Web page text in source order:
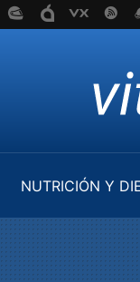
NUTRICIÓN Y